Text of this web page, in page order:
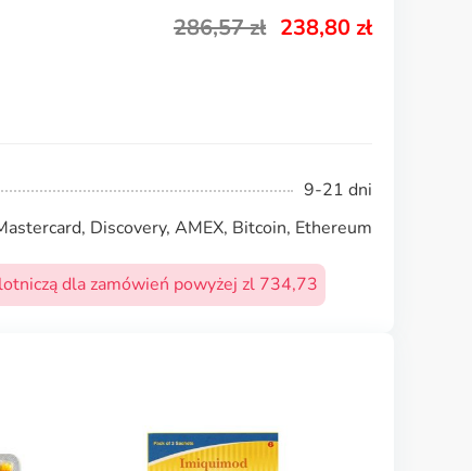
286,57zł 238,80 zł
9-21 dni
Discovery, AMEX, Bitcoin, Ethereum
dla zamówień powyżej zl 734,73